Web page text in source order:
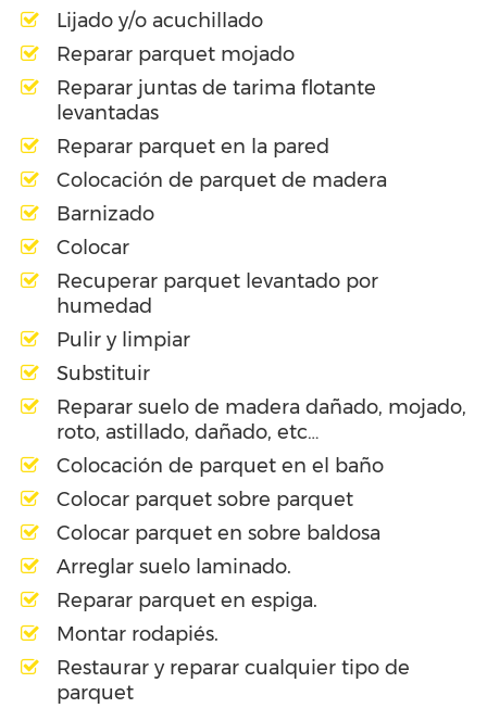
Lijado y/o acuchillado
Reparar parquet mojado
Reparar juntas de tarima flotante
levantadas
Reparar parquet en la pared
Colocación de parquet de madera
Barnizado
Colocar
Recuperar parquet levantado por
humedad
Pulir y limpiar
Substituir
Reparar suelo de madera dañado, mojado,
roto, astillado, dañado, etc…
Colocación de parquet en el baño
Colocar parquet sobre parquet
Colocar parquet en sobre baldosa
Arreglar suelo laminado.
Reparar parquet en espiga.
Montar rodapiés.
Restaurar y reparar cualquier tipo de
parquet